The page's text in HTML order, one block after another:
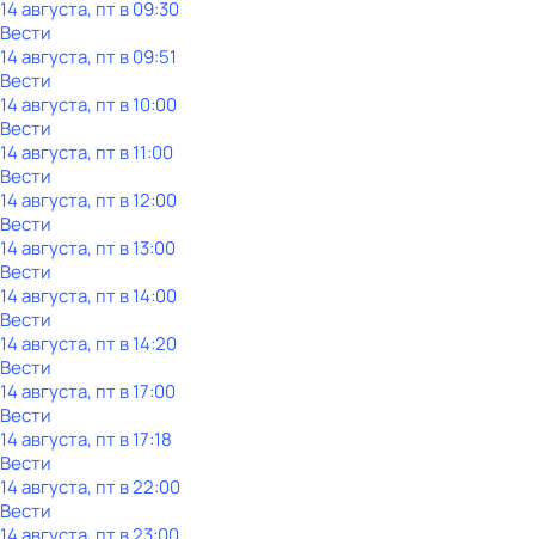
14 августа, пт в 09:30
Вести
14 августа, пт в 09:51
Вести
14 августа, пт в 10:00
Вести
14 августа, пт в 11:00
Вести
14 августа, пт в 12:00
Вести
14 августа, пт в 13:00
Вести
14 августа, пт в 14:00
Вести
14 августа, пт в 14:20
Вести
14 августа, пт в 17:00
Вести
14 августа, пт в 17:18
Вести
14 августа, пт в 22:00
Вести